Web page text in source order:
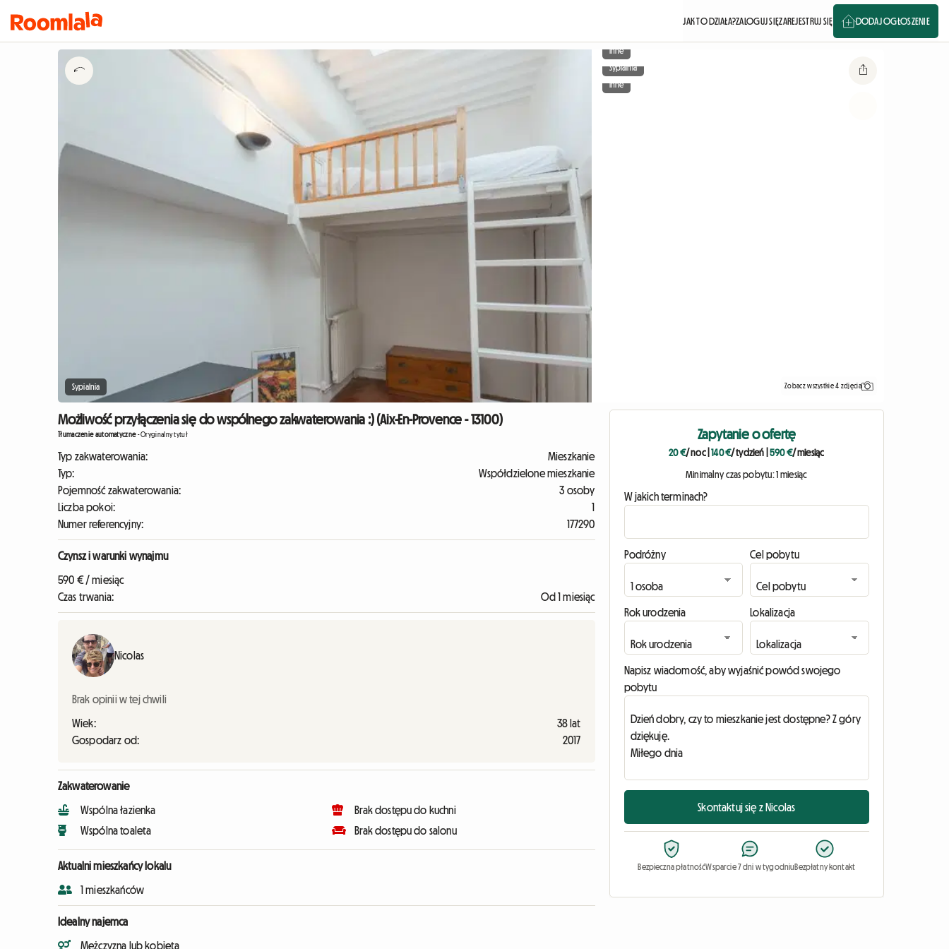
JAK TO DZIAŁA?ZALOGUJ SIĘZAREJESTRUJ SIĘ DODAJ OGŁOSZENIE
Sypialnia
Inne
Sypialnia
Inne
Zobacz wszystkie 4 zdjęcia
Możliwość przyłączenia się do wspólnego zakwaterowania :) (Aix-En-Provence - 13100)
Tłumaczenie automatyczne-Oryginalny tytuł
Typ zakwaterowania:
Mieszkanie
Typ:
Współdzielone mieszkanie
Pojemność zakwaterowania:
3 osoby
Liczba pokoi:
1
Numer referencyjny:
177290
Czynsz i warunki wynajmu
590 € / miesiąc
Czas trwania:
Od 1 miesiąc
Nicolas
Brak opinii w tej chwili
Wiek:
38 lat
Gospodarz od:
2017
Zakwaterowanie
Wspólna łazienka
Wspólna toaleta
Brak dostępu do kuchni
Brak dostępu do salonu
Aktualni mieszkańcy lokalu
1 mieszkańców
Idealny najemca
Mężczyzna lub kobieta
Zapytanie o ofertę
20 €/ noc|140 €/ tydzień 590 €/ miesiąc
Minimalny czas pobytu: 1 miesiąc
W jakich terminach?
Podróżny Cel pobytu
Rok urodzenia Lokalizacja
Napisz wiadomość, aby wyjaśnić powód swojego
pobytu
Skontaktuj się z Nicolas
Bezpieczna płatnośćWsparcie 7 dni w tygodniuBezpłatny kontakt